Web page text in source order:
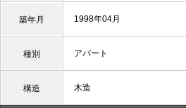
築年月 1998年04月
種別 アパート
構造 木造